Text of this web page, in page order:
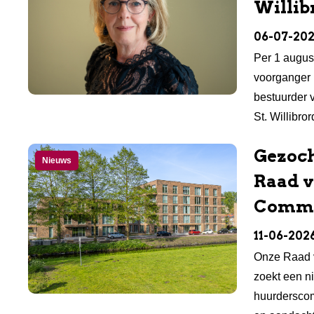
06-07-
Per 1
voorganger
bestuurder
St.
Nieuws
Raad
11-06-
Onze Raad
zoekt een